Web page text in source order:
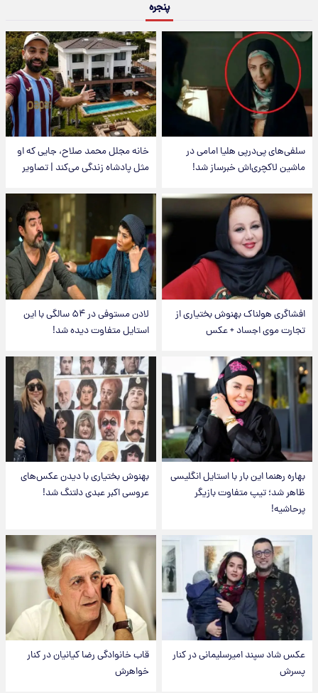
پنجره
سلفی‌های پی‌درپی هلیا امامی در
ماشین لاکچری‌اش خبرساز شد!
خانه مجلل محمد صلاح، جایی که او
مثل پادشاه زندگی می‌کند | تصاویر
افشاگری هولناک بهنوش بختیاری از
تجارت موی اجساد + عکس
لادن مستوفی در ۵۴ سالگی با این
استایل متفاوت دیده شد!
بهاره رهنما این بار با استایل انگلیسی
ظاهر شد؛ تیپ متفاوت بازیگر
پرحاشیه!
بهنوش بختیاری با دیدن عکس‌های
عروسی اکبر عبدی دلتنگ شد!
عکس شاد سپند امیرسلیمانی در کنار
پسرش
قاب خانوادگی رضا کیانیان در کنار
خواهرش